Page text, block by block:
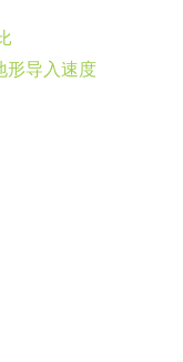
形导入速度